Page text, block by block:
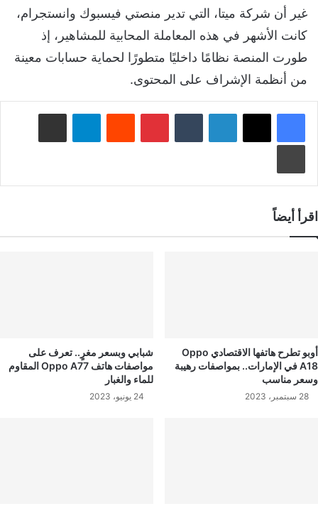
غير أن شركة ميتا، التي تدير منصتي فيسبوك وانستجرام،
كانت الأشهر في هذه المعاملة المحابية للمشاهير، إذ
طورت المنصة نظامًا داخليًا متطورًا لحماية حسابات معينة
من أنظمة الإشراف على المحتوى.
لينكدإن بينتيريست
اقرأ أيضاً
أوبو تطرح هاتفها الاقتصادي Oppo
A18 في الإمارات.. بمواصفات رهيبة
وسعر مناسب
28 سبتمبر، 2023
شبابي وبسعر مغرٍ.. تعرف على
مواصفات هاتف Oppo A77 المقاوم
للماء والغبار
24 يونيو، 2023